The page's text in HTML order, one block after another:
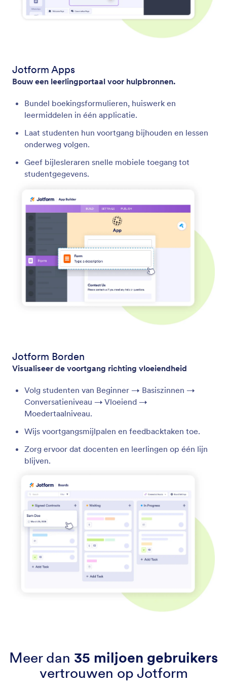
Jotform Apps
Bouw een leerlingportaal voor hulpbronnen.
Bundel boekingsformulieren, huiswerk en
leermiddelen in één applicatie.
Laat studenten hun voortgang bijhouden en lessen
onderweg volgen.
Geef bijlesleraren snelle mobiele toegang tot
studentgegevens.
Jotform Borden
Visualiseer de voortgang richting vloeiendheid
Volg studenten van Beginner → Basiszinnen →
Conversatieniveau → Vloeiend →
Moedertaalniveau.
Wijs voortgangsmijlpalen en feedbacktaken toe.
Zorg ervoor dat docenten en leerlingen op één lijn
blijven.
Meer dan 35 miljoen gebruikers
vertrouwen op Jotform